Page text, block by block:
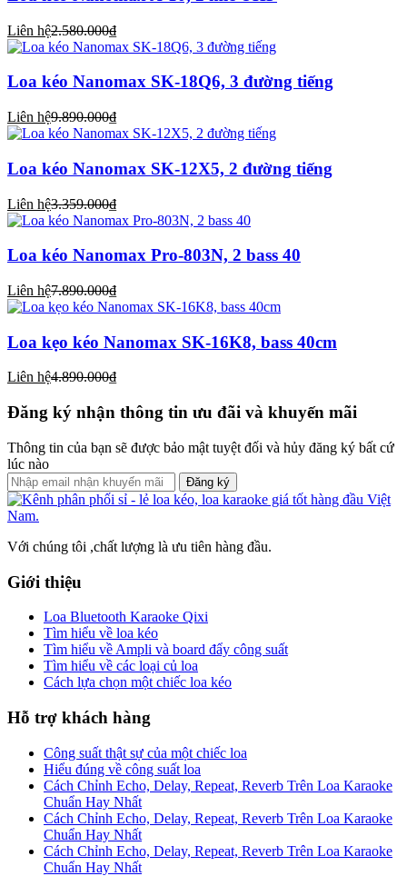
Liên hệ2.580.000₫
Loa kéo Nanomax SK-18Q6, 3 đường tiếng
Liên hệ9.890.000₫
Loa kéo Nanomax SK-12X5, 2 đường tiếng
Liên hệ3.359.000₫
Loa kéo Nanomax Pro-803N, 2 bass 40
Liên hệ7.890.000₫
Loa kẹo kéo Nanomax SK-16K8, bass 40cm
Liên hệ4.890.000₫
Đăng ký nhận thông tin ưu đãi và khuyến mãi
Thông tin của bạn sẽ được bảo mật tuyệt đối và hủy đăng ký bất cứ
lúc nào
Đăng ký
Với chúng tôi ,chất lượng là ưu tiên hàng đầu.
Giới thiệu
Loa Bluetooth Karaoke Qixi
Tìm hiểu về loa kéo
Tìm hiểu về Ampli và board đẩy công suất
Tìm hiểu về các loại củ loa
Cách lựa chọn một chiếc loa kéo
Hỗ trợ khách hàng
Công suất thật sự của một chiếc loa
Hiểu đúng về công suất loa
Cách Chỉnh Echo, Delay, Repeat, Reverb Trên Loa Karaoke
Chuẩn Hay Nhất
Cách Chỉnh Echo, Delay, Repeat, Reverb Trên Loa Karaoke
Chuẩn Hay Nhất
Cách Chỉnh Echo, Delay, Repeat, Reverb Trên Loa Karaoke
Chuẩn Hay Nhất